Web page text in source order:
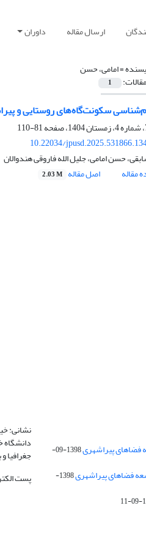
ارسال مقاله داوران
=امامی، حسن
1
سکونت‌گاه‌های روستایی و
81-110
10.22034/
حسن امامی، جلیل الله فاروقی هندوالان
مقاله
اصل مقاله 2.03 M
1398-09-
فضاهای پیراشهری
1398-
نشانی:
دانشگاه
جغرافیا
پست